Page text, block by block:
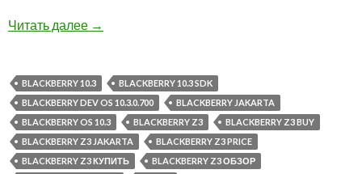
Читать далее Обзор BlackBerry Z3 и BlackBerry OS
→
BLACKBERRY 10.3
BLACKBERRY 10.3 SDK
BLACKBERRY DEV OS 10.3.0.700
BLACKBERRY JAKARTA
BLACKBERRY OS 10.3
BLACKBERRY Z3
BLACKBERRY Z3 BUY
BLACKBERRY Z3 JAKARTA
BLACKBERRY Z3 PRICE
BLACKBERRY Z3 КУПИТЬ
BLACKBERRY Z3 ОБЗОР